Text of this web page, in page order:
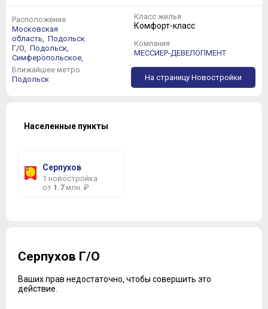
Расположение
Московская
область, Подольск
Г/О, Подольск,
Симферопольское,
Ближайшее метро
Подольск
Класс жилья
Комфорт-класс
Компания
МЕССИЕР-ДЕВЕЛОПМЕНТ
На страницу Новостройки
Населенные пункты
Серпухов
1 новостройка
от 1.7млн. ₽
Серпухов Г/О
Ваших прав недостаточно, чтобы совершить это
действие.